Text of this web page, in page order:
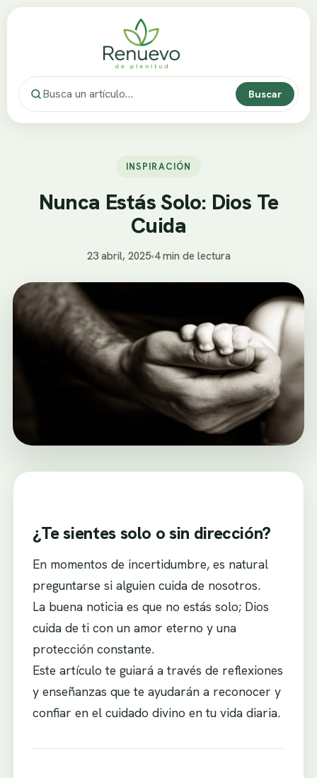
Buscar
INSPIRACIÓN
Nunca Estás Solo: Dios Te
Cuida
23 abril, 2025•4 min de lectura
¿Te sientes solo o sin dirección?
En momentos de incertidumbre, es natural
preguntarse si alguien cuida de nosotros.
La buena noticia es que no estás solo; Dios
cuida de ti con un amor eterno y una
protección constante.
Este artículo te guiará a través de reflexiones
y enseñanzas que te ayudarán a reconocer y
confiar en el cuidado divino en tu vida diaria.